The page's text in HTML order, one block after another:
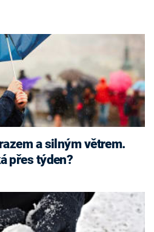
přes týden?